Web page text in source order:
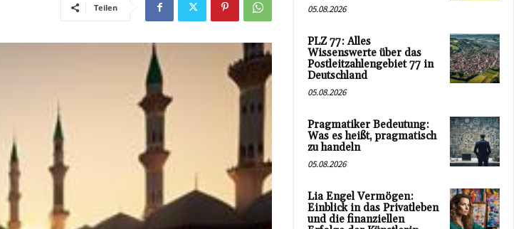
Teilen 05.08.2026
PLZ 77: Alles
Wissenswerte über das
Postleitzahlengebiet 77 in
Deutschland
05.08.2026
Pragmatiker Bedeutung:
Was es heißt, pragmatisch
zu handeln
05.08.2026
Lia Engel Vermögen:
Einblick in das Privatleben
und die finanziellen